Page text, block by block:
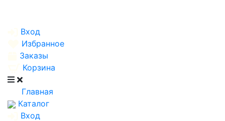
Вход
Избранное
Заказы
Корзина
Главная
Каталог
Вход